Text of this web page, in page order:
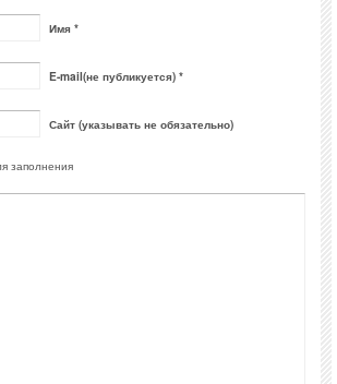
Имя *
E-mail(не публикуется) *
Сайт (указывать не обязательно)
заполнения